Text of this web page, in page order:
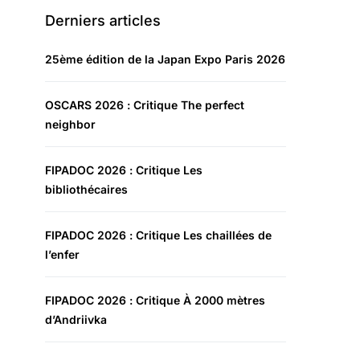
Derniers articles
25ème édition de la Japan Expo Paris 2026
OSCARS 2026 : Critique The perfect
neighbor
FIPADOC 2026 : Critique Les
bibliothécaires
FIPADOC 2026 : Critique Les chaillées de
l’enfer
FIPADOC 2026 : Critique À 2000 mètres
d’Andriivka